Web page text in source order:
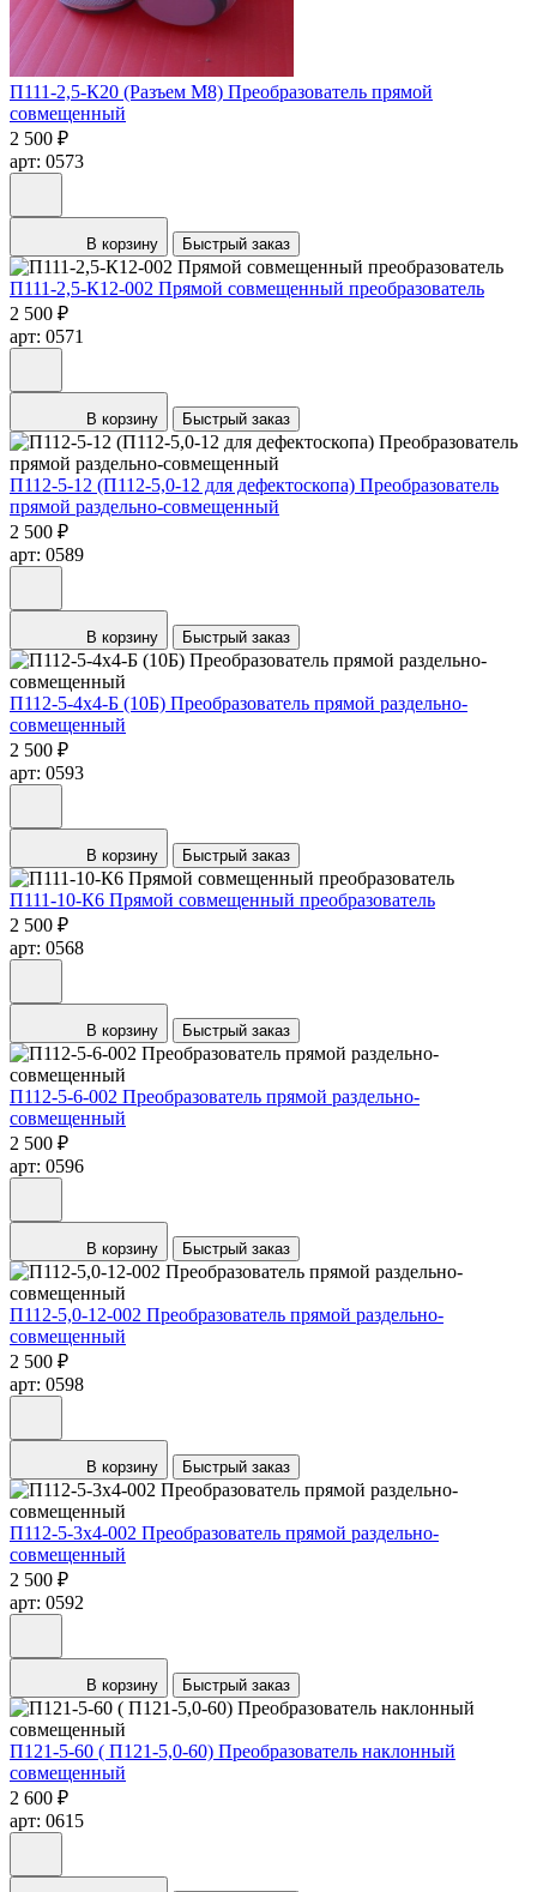
П111-2,5-К20 (Разъем М8) Преобразователь прямой
совмещенный
2 500 ₽
арт: 0573
В корзину Быстрый заказ
П111-2,5-К12-002 Прямой совмещенный преобразователь
2 500 ₽
арт: 0571
В корзину Быстрый заказ
П112-5-12 (П112-5,0-12 для дефектоскопа) Преобразователь
прямой раздельно-совмещенный
2 500 ₽
арт: 0589
В корзину Быстрый заказ
П112-5-4х4-Б (10Б) Преобразователь прямой раздельно-
совмещенный
2 500 ₽
арт: 0593
В корзину Быстрый заказ
П111-10-К6 Прямой совмещенный преобразователь
2 500 ₽
арт: 0568
В корзину Быстрый заказ
П112-5-6-002 Преобразователь прямой раздельно-
совмещенный
2 500 ₽
арт: 0596
В корзину Быстрый заказ
П112-5,0-12-002 Преобразователь прямой раздельно-
совмещенный
2 500 ₽
арт: 0598
В корзину Быстрый заказ
П112-5-3х4-002 Преобразователь прямой раздельно-
совмещенный
2 500 ₽
арт: 0592
В корзину Быстрый заказ
П121-5-60 ( П121-5,0-60) Преобразователь наклонный
совмещенный
2 600 ₽
арт: 0615